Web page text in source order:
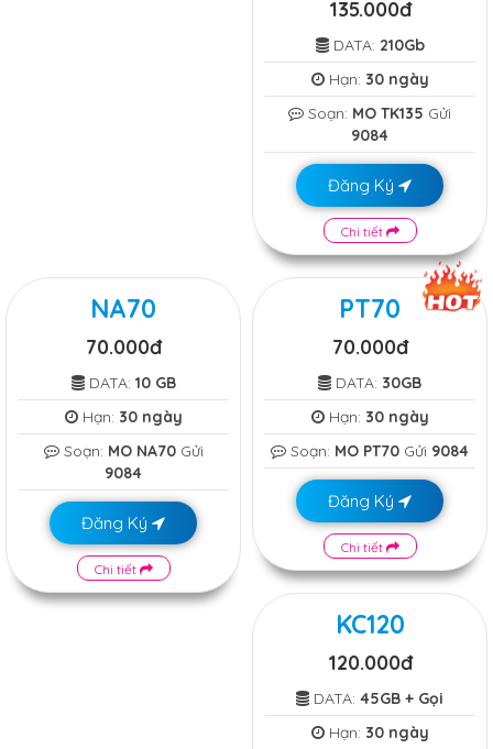
135.000đ
DATA: 210Gb
Hạn: 30 ngày
Soạn: MO TK135 Gửi
9084
Đăng Ký
Chi tiết
NA70
70.000đ
DATA: 10 GB
Hạn: 30 ngày
Soạn: MO NA70Gửi
9084
Đăng Ký
Chi tiết
PT70
70.000đ
DATA: 30GB
Hạn: 30 ngày
Soạn: MO PT70 Gửi 9084
Đăng Ký
Chi tiết
KC120
120.000đ
DATA: 45GB + Gọi
Hạn: 30 ngày